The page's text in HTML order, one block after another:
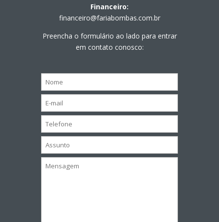
Financeiro:
financeiro@fariabombas.com.br
Preencha o formulário ao lado para entrar
em contato conosco: